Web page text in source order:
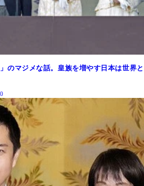
」のマジメな話。皇族を増やす日本は世界と